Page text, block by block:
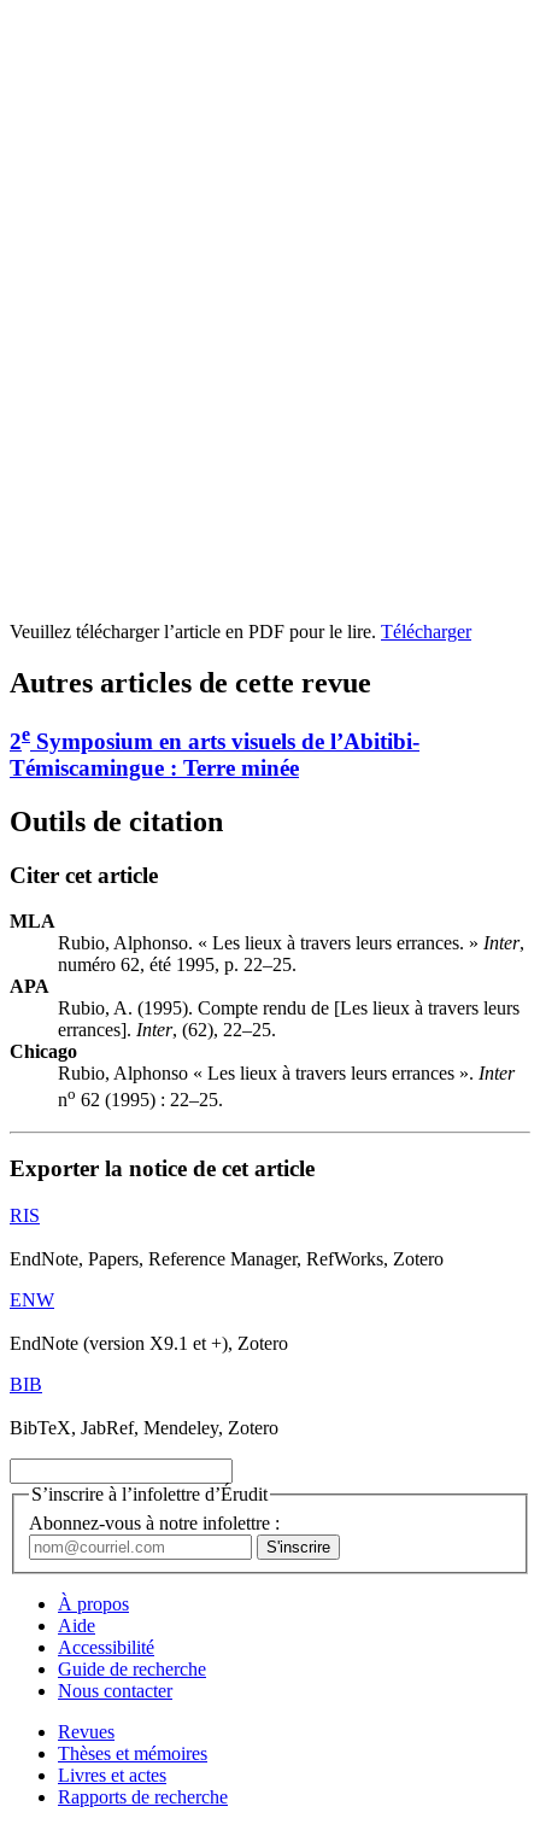
Veuillez télécharger l’article en PDF pour le lire. Télécharger
Autres articles de cette revue
2e Symposium en arts visuels de l’Abitibi-
Témiscamingue : Terre minée
Outils de citation
Citer cet article
MLA
Rubio, Alphonso. « Les lieux à travers leurs errances. » Inter,
numéro 62, été 1995, p. 22–25.
APA
Rubio, A. (1995). Compte rendu de [Les lieux à travers leurs
errances]. Inter, (62), 22–25.
Chicago
Rubio, Alphonso « Les lieux à travers leurs errances ». Inter
no 62 (1995) : 22–25.
Exporter la notice de cet article
RIS
EndNote, Papers, Reference Manager, RefWorks, Zotero
ENW
EndNote (version X9.1 et +), Zotero
BIB
BibTeX, JabRef, Mendeley, Zotero
S’inscrire à l’infolettre d’Érudit
Abonnez-vous à notre infolettre :
À propos
Aide
Accessibilité
Guide de recherche
Nous contacter
Revues
Thèses et mémoires
Livres et actes
Rapports de recherche